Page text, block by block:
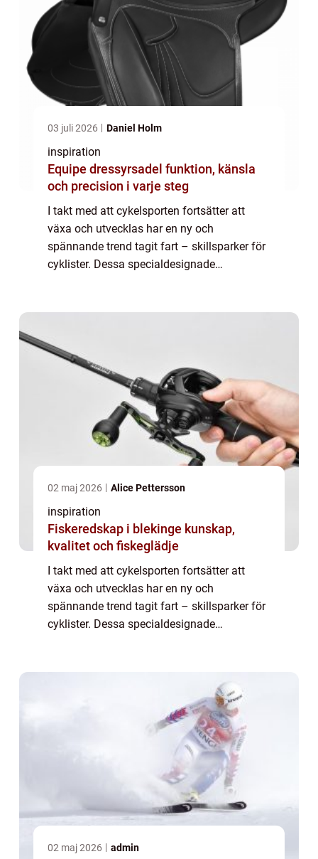
03 juli 2026 Daniel Holm
inspiration
Equipe dressyrsadel funktion, känsla
och precision i varje steg
I takt med att cykelsporten fortsätter att
växa och utvecklas har en ny och
spännande trend tagit fart – skillsparker för
cyklister. Dessa specialdesignade
02 maj 2026 Alice Pettersson
inspiration
Fiskeredskap i blekinge kunskap,
kvalitet och fiskeglädje
I takt med att cykelsporten fortsätter att
växa och utvecklas har en ny och
spännande trend tagit fart – skillsparker för
cyklister. Dessa specialdesignade
02 maj 2026 admin